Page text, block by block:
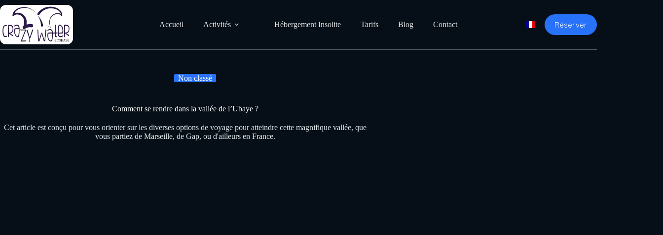
Passer
au
contenu
Accueil Activités Hébergement Insolite Tarifs Blog Contact Réserver
Non classé
Comment se rendre dans la vallée de l’Ubaye ?
Cet article est conçu pour vous orienter sur les diverses options de voyage pour atteindre cette magnifique vallée, que
vous partiez de Marseille, de Gap, ou d'ailleurs en France.